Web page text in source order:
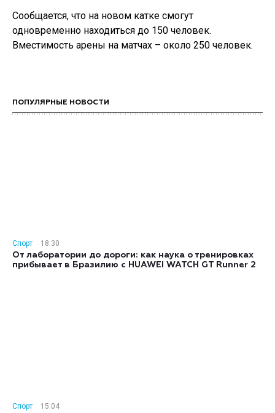
Сообщается, что на новом катке смогут
одновременно находиться до 150 человек.
Вместимость арены на матчах – около 250 человек.
ПОПУЛЯРНЫЕ НОВОСТИ
Спорт
18:30
От лаборатории до дороги: как наука о тренировках
прибывает в Бразилию с HUAWEI WATCH GT Runner 2
Спорт
15:04